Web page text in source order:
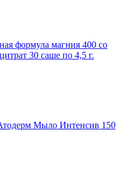
формула магния 400 со
30 саше по 4,5 г.
Мыло Интенсив 150